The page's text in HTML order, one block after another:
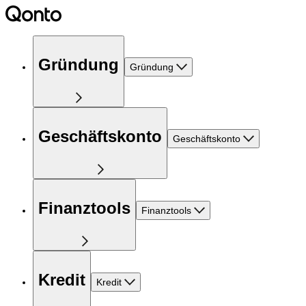
Gründung Gründung
Geschäftskonto Geschäftskonto
Finanztools Finanztools
Kredit Kredit